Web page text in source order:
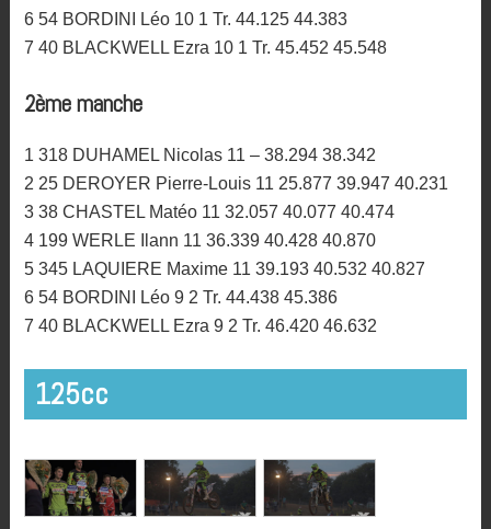
6 54 BORDINI Léo 10 1 Tr. 44.125 44.383
7 40 BLACKWELL Ezra 10 1 Tr. 45.452 45.548
2ème manche
1 318 DUHAMEL Nicolas 11 – 38.294 38.342
2 25 DEROYER Pierre-Louis 11 25.877 39.947 40.231
3 38 CHASTEL Matéo 11 32.057 40.077 40.474
4 199 WERLE Ilann 11 36.339 40.428 40.870
5 345 LAQUIERE Maxime 11 39.193 40.532 40.827
6 54 BORDINI Léo 9 2 Tr. 44.438 45.386
7 40 BLACKWELL Ezra 9 2 Tr. 46.420 46.632
125cc